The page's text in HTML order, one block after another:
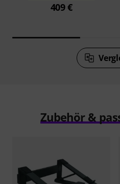
409 €
Zubehör &